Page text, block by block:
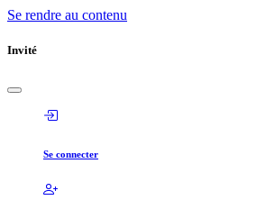
Se rendre au contenu
Invité
Se connecter